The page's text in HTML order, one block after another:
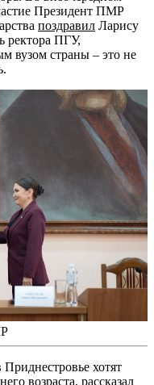
Президент ПМР
поздравил Ларису
ректора ПГУ,
вузом страны – это не
Приднестровье хотят
возраста, рассказал